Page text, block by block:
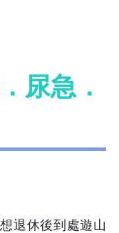
尿急．
退休後到處遊山